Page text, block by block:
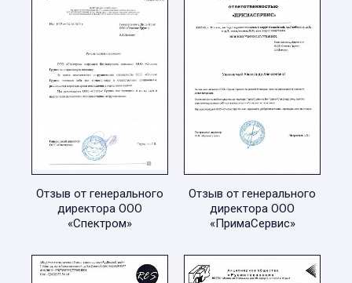
Отзыв от генерального
директора ООО
«Спектром»
Отзыв от генерального
директора ООО
«ПримаСервис»